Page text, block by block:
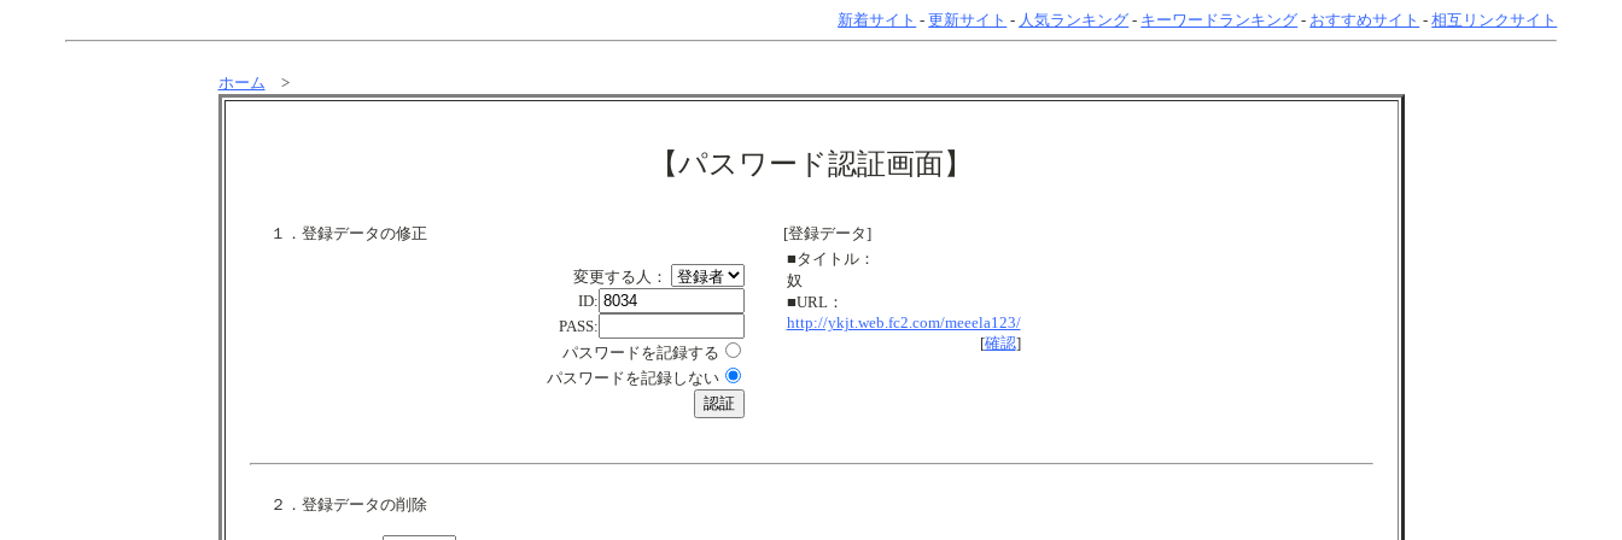
新着サイト -更新サイト - 人気ランキング - キーワードランキング - おすすめサイト -相互リンクサイト
ホーム >
【パスワード認証画面】
１．登録データの修正
変更する人：
ID:
PASS:
パスワードを記録する
パスワードを記録しない
[登録データ]
■タイトル：
奴
■URL：
http://ykjt.web.fc2.com/meeela123/
[確認]
２．登録データの削除